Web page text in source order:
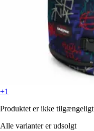
+1
Produktet er ikke tilgængeligt
Alle varianter er udsolgt